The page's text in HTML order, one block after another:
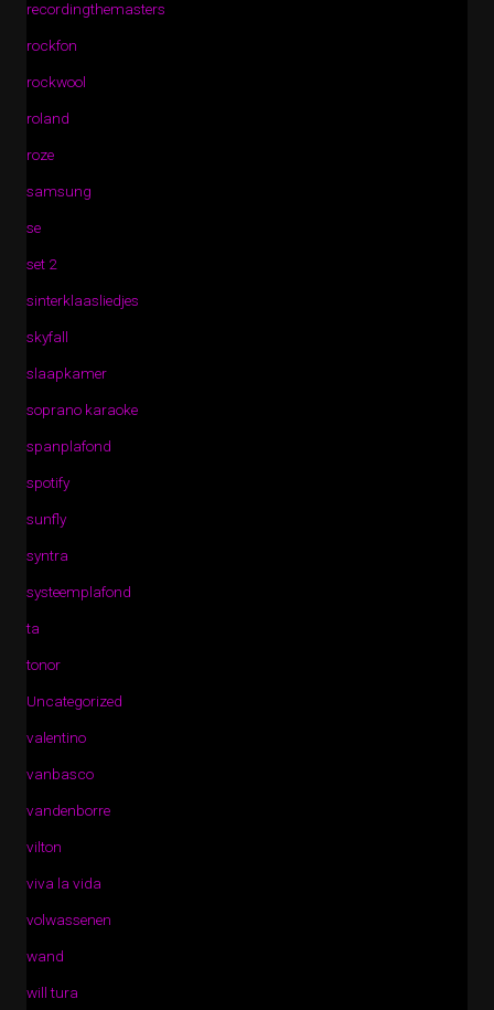
recordingthemasters
rockfon
rockwool
roland
roze
samsung
se
set 2
sinterklaasliedjes
skyfall
slaapkamer
soprano karaoke
spanplafond
spotify
sunfly
syntra
systeemplafond
ta
tonor
Uncategorized
valentino
vanbasco
vandenborre
vilton
viva la vida
volwassenen
wand
will tura